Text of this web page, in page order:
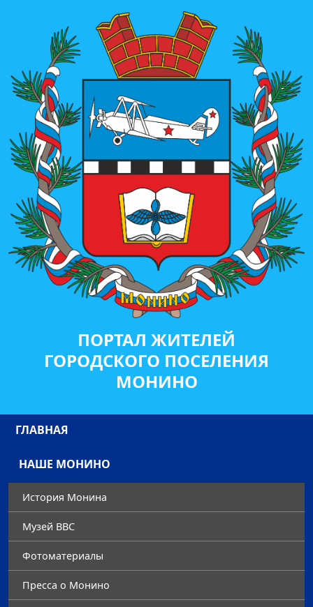
ПОРТАЛ ЖИТЕЛЕЙ
ГОРОДСКОГО ПОСЕЛЕНИЯ
МОНИНО
ГЛАВНАЯ
НАШЕ МОНИНО
История Монина
Музей ВВС
Фотоматериалы
Преccа о Монино